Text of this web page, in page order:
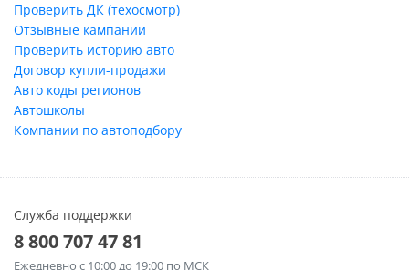
Проверить ДК (техосмотр)
Отзывные кампании
Проверить историю авто
Договор купли-продажи
Авто коды регионов
Автошколы
Компании по автоподбору
Служба поддержки
8 800 707 47 81
Ежедневно с 10:00 до 19:00 по МСК